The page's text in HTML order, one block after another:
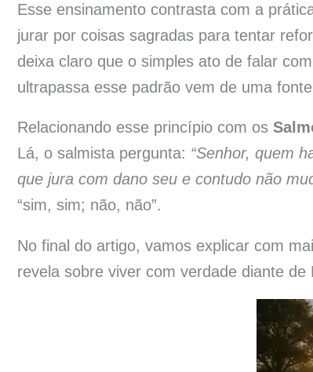
Esse ensinamento contrasta com a
jurar por coisas sagradas para tentar
deixa claro que o simples ato de falar
ultrapassa esse padrão vem de uma
Relacionando esse princípio com os
Lá, o salmista pergunta: “Senhor, quem
que jura com dano seu e contudo não
“sim, sim; não, não”.
No final do artigo, vamos explicar com
revela sobre viver com verdade diante de